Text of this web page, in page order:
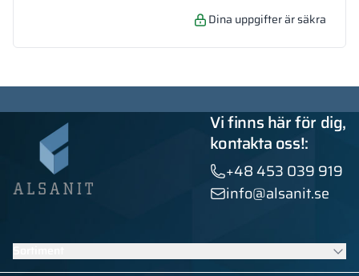
Dina uppgifter är säkra
Vi finns här för dig,
kontakta oss!:
+48 453 039 919
info@alsanit.se